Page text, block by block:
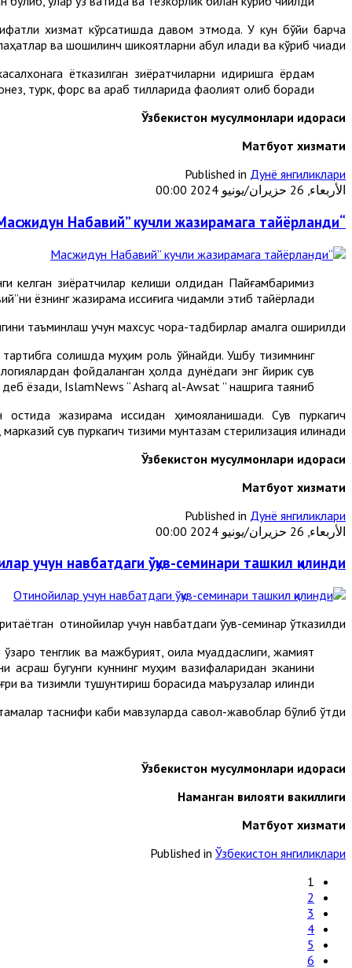
хизмат кўрсатишда давом этмоқда. У кун бўйи барча
ва шошилинч шикоятларни қабул қилади ва кўриб чиқади.
ётказилган зиёратчиларни қидиришга ёрдам
турк, форс ва араб тилларида фаолият олиб боради.
Ўзбекистон мусулмонлари идораси
Матбуот хизмати
Published in Дунё янгиликлари
الأربعاء, 26 حزيران/يونيو 2024 00:00
“Масжидун Набавий” кучли жазирамага тайёрланди
келган зиёратчилар келиши олдидан Пайғамбаримиз
ёзнинг жазирама иссиғига чидамли этиб тайёрлади.
таъминлаш учун махсус чора-тадбирлар амалга оширилди.
солишда муҳим роль ўйнайди. Ушбу тизимнинг
фойдаланган ҳолда дунёдаги энг йирик сув
ёзади, IslamNews “ Asharq al-Awsat ” нашрига таяниб.
жазирама иссиқдан ҳимояланишади. Сув пуркагич
сув пуркагич тизими мунтазам стерилизация қилинади.
Ўзбекистон мусулмонлари идораси
Матбуот хизмати
Published in Дунё янгиликлари
الأربعاء, 26 حزيران/يونيو 2024 00:00
учун навбатдаги ўқув-семинари ташкил қилинди
отинойилар учун навбатдаги ўқув-семинар ўтказилди.
тенглик ва мажбурият, оила муқаддаслиги, жамият
асраш бугунги куннинг муҳим вазифаларидан эканини
ва тизимли тушунтириш борасида маърузалар қилинди.
таснифи каби мавзуларда савол-жавоблар бўлиб ўтди.
Ўзбекистон мусулмонлари идораси
Наманган вилояти вакиллиги
Матбуот хизмати
Published in Ўзбекистон янгиликлари
1
2
3
4
5
6